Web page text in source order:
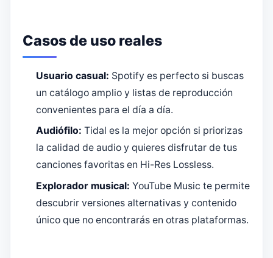
Casos de uso reales
Usuario casual: Spotify es perfecto si buscas
un catálogo amplio y listas de reproducción
convenientes para el día a día.
Audiófilo: Tidal es la mejor opción si priorizas
la calidad de audio y quieres disfrutar de tus
canciones favoritas en Hi-Res Lossless.
Explorador musical: YouTube Music te permite
descubrir versiones alternativas y contenido
único que no encontrarás en otras plataformas.